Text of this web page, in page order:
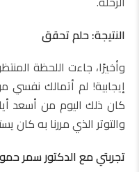
النتيجة: حلم تحقق
وأخيرًا، جاءت اللحظة
إيجابية! لم أتمالك
كان ذلك اليوم من أسعد
والتوتر الذي مررنا به كان
تجربتي مع الدكتور سمر